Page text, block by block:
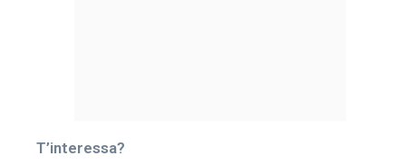
T’interessa?